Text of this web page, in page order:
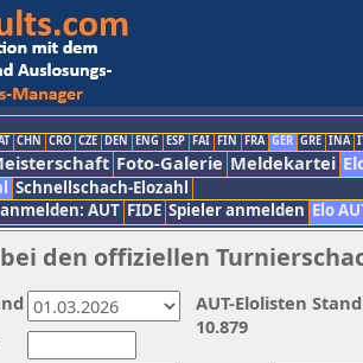
CHN CRO CZE DEN ENG ESP FAI FIN FRA GER GRE INA
Foto-Galerie Meldekartei
Schnellschach-Elozahl
AUT FIDE Spieler anmelden Elo
den offiziellen
AUT-Elolisten
10.879